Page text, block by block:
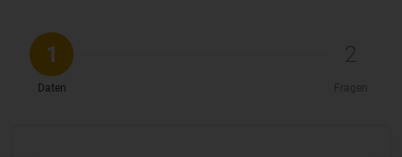
1
Daten
2
Fragen